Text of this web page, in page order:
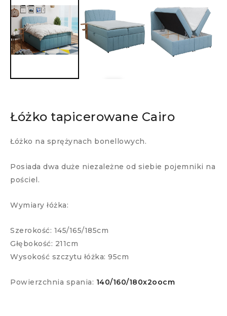
Łóżko tapicerowane Cairo
Łóżko na sprężynach bonellowych.
Posiada dwa duże niezależne od siebie pojemniki na
pościel.
Wymiary łóżka:
Szerokość: 145/165/185cm
Głębokość: 211cm
Wysokość szczytu łóżka: 95cm
Powierzchnia spania: 140/160/180x2oocm